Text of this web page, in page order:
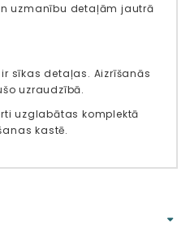
uzmanību detaļām jautrā
sīkas detaļas. Aizrīšanās
uzraudzībā.
uzglabātas komplektā
kastē.